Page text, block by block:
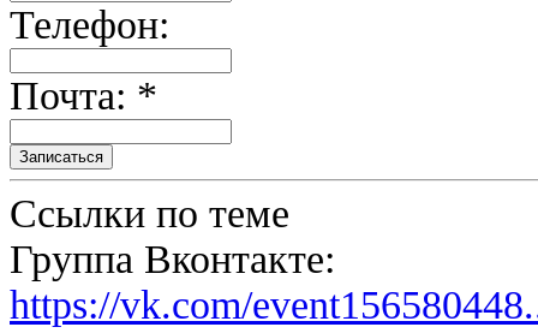
Телефон:
Почта: *
Ссылки по теме
Группа Вконтакте:
https://vk.com/